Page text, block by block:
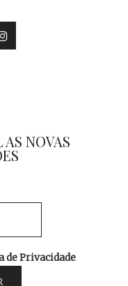
NOVAS
de Privacidade